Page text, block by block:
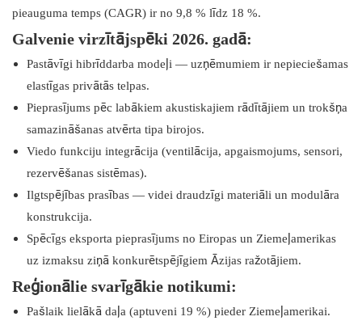
pieauguma temps (CAGR) ir no 9,8 % līdz 18 %.
Galvenie virzītājspēki 2026. gadā:
Pastāvīgi hibrīddarba modeļi — uzņēmumiem ir nepieciešamas
elastīgas privātās telpas.
Pieprasījums pēc labākiem akustiskajiem rādītājiem un trokšņa
samazināšanas atvērta tipa birojos.
Viedo funkciju integrācija (ventilācija, apgaismojums, sensori,
rezervēšanas sistēmas).
Ilgtspējības prasības — videi draudzīgi materiāli un modulāra
konstrukcija.
Spēcīgs eksporta pieprasījums no Eiropas un Ziemeļamerikas
uz izmaksu ziņā konkurētspējīgiem Āzijas ražotājiem.
Reģionālie svarīgākie notikumi:
Pašlaik lielākā daļa (aptuveni 19 %) pieder Ziemeļamerikai.